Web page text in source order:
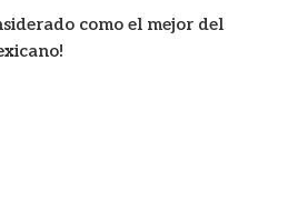
como el mejor del